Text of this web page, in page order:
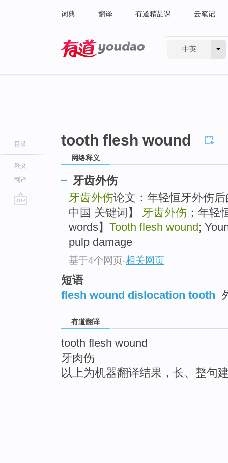
词典 翻译 有道精品课 云笔记
中英
目录
释义
翻译
tooth flesh wound
网络释义
牙齿外伤
牙齿外伤论文：年轻恒牙外伤
中国 关键词】 牙齿外伤 ；年轻
words】 Tooth flesh wound ;
pulp damage
基于4个网页-相关网页
短语
flesh wound dislocation tooth
有道翻译
tooth flesh wound
牙肉伤
以上为机器翻译结果，长、整句